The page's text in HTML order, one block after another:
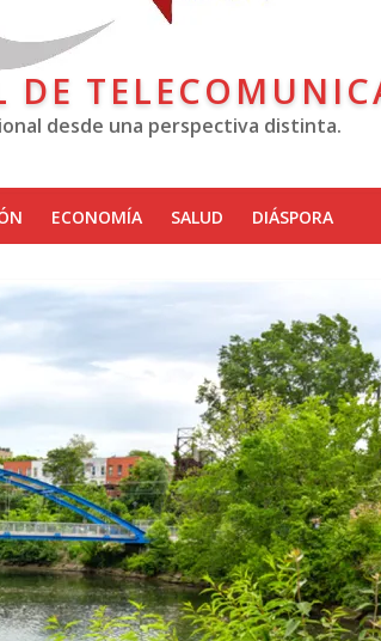
desde una perspectiva distinta.
ECONOMÍA SALUD DIÁSPORA